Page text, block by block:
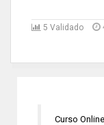
5 Validado
Curso